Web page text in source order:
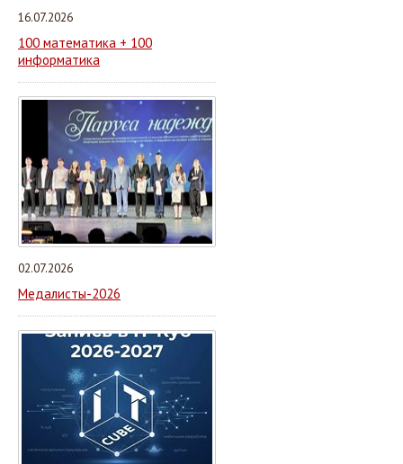
16.07.2026
100 математика + 100
информатика
02.07.2026
Медалисты-2026